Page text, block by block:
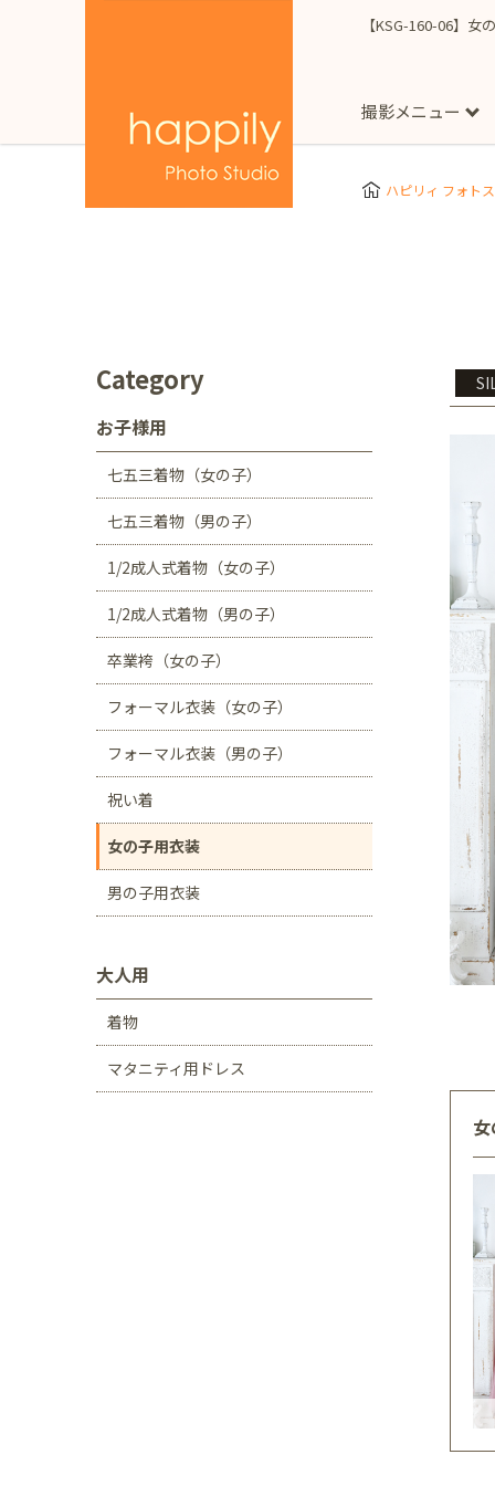
【KSG-160-06】女
撮影メニュー
スタジオ撮影
お宮参り
Clothes
マタニティ
Store
八千
浦和店
つくば学園の森店
静岡県
サンストリート浜北店
春
帝塚山店
福岡県
More ハピリィ フォト
Category
お子様用
七五三着物（女の子）
七五三着物（男の子）
1/2成人式着物（女の子）
1/2成人式着物（男の子）
卒業袴（女の子）
フォーマル衣装（女の子）
フォーマル衣装（男の子）
祝い着
女の子用衣装
男の子用衣装
大人用
着物
マタニティ用ドレス